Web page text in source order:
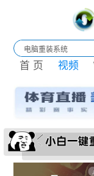
首 页 视频